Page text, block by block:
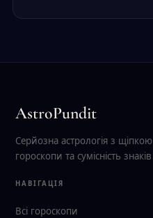
AstroPundit
Серйозна астрологія з
гороскопи та сумісність знаків
НАВІГАЦІЯ
Всі гороскопи